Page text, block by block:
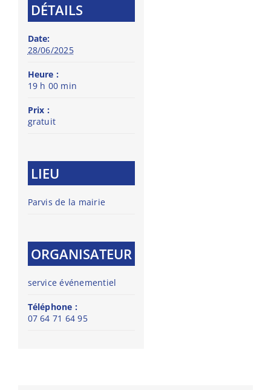
DÉTAILS
Date:
28/06/2025
Heure :
19 h 00 min
Prix :
gratuit
LIEU
Parvis de la mairie
ORGANISATEUR
service événementiel
Téléphone :
07 64 71 64 95